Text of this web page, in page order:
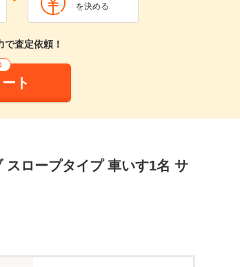
を決める
で査定依頼！
ト
ロープタイプ 車いす1名 サ